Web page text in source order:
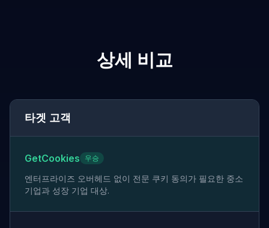
상세 비교
타겟 고객
GetCookies 우승
엔터프라이즈 오버헤드 없이 전문 쿠키 동의가 필요한 중소
기업과 성장 기업 대상.